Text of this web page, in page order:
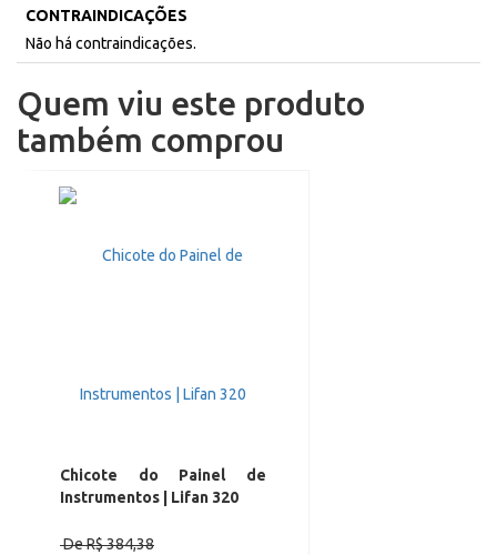
CONTRAINDICAÇÕES
Não há contraindicações.
Quem viu este produto
também comprou
Chicote do Painel de
Instrumentos | Lifan 320
De R$ 384,38